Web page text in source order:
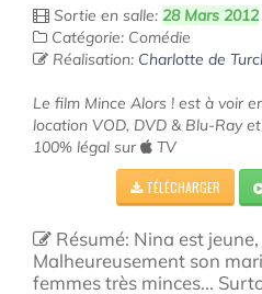
Sortie en salle: 28 Mars 2012
Catégorie: Comédie
Réalisation: Charlotte de
Le film Mince Alors ! est à voir
location VOD, DVD & Blu-Ray
100% légal sur
TV
TÉLÉCHARGER
Résumé: Nina est
Malheureusement son
femmes très minces...